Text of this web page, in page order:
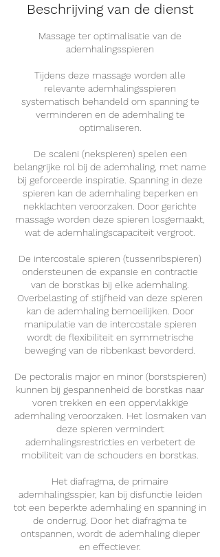
Beschrijving van de dienst
Massage ter optimalisatie van de
ademhalingsspieren
Tijdens deze massage worden alle
relevante ademhalingsspieren
systematisch behandeld om spanning te
verminderen en de ademhaling te
optimaliseren.
De scaleni (nekspieren) spelen een
belangrijke rol bij de ademhaling, met name
bij geforceerde inspiratie. Spanning in deze
spieren kan de ademhaling beperken en
nekklachten veroorzaken. Door gerichte
massage worden deze spieren losgemaakt,
wat de ademhalingscapaciteit vergroot.
De intercostale spieren (tussenribspieren)
ondersteunen de expansie en contractie
van de borstkas bij elke ademhaling.
Overbelasting of stijfheid van deze spieren
kan de ademhaling bemoeilijken. Door
manipulatie van de intercostale spieren
wordt de flexibiliteit en symmetrische
beweging van de ribbenkast bevorderd.
De pectoralis major en minor (borstspieren)
kunnen bij gespannenheid de borstkas naar
voren trekken en een oppervlakkige
ademhaling veroorzaken. Het losmaken van
deze spieren vermindert
ademhalingsrestricties en verbetert de
mobiliteit van de schouders en borstkas.
Het diafragma, de primaire
ademhalingsspier, kan bij disfunctie leiden
tot een beperkte ademhaling en spanning in
de onderrug. Door het diafragma te
ontspannen, wordt de ademhaling dieper
en effectiever.